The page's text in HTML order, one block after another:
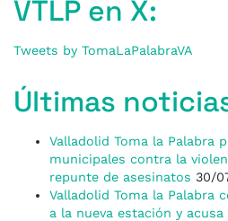
VTLP en X:
Tweets by TomaLaPalabraVA
Últimas
Valladolid Toma la Palabra
municipales contra la
repunte de asesinatos 30/
Valladolid Toma la Palabra
a la nueva estación y